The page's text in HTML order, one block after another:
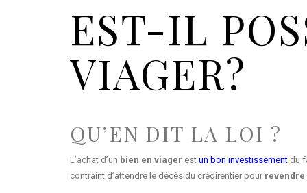
EST-IL
VIAGER?
QU’EN DIT LA LOI ?
L’achat d’un bien en viager est un bon investissement du
contraint d’attendre le décès du crédirentier pour revendre